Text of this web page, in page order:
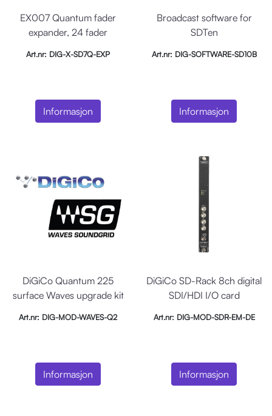
EX007 Quantum fader
expander, 24 fader
Art.nr: DIG-X-SD7Q-EXP
Informasjon
Broadcast software for
SDTen
Art.nr: DIG-SOFTWARE-SD10B
Informasjon
DiGiCo Quantum 225
surface Waves upgrade kit
Art.nr: DIG-MOD-WAVES-Q2
Informasjon
DiGiCo SD-Rack 8ch digital
SDI/HDI I/O card
Art.nr: DIG-MOD-SDR-EM-DE
Informasjon